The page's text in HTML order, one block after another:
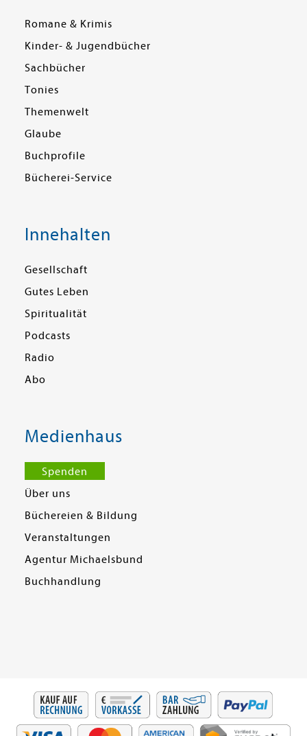
Romane & Krimis
Kinder- & Jugendbücher
Sachbücher
Tonies
Themenwelt
Glaube
Buchprofile
Bücherei-Service
Innehalten
Gesellschaft
Gutes Leben
Spiritualität
Podcasts
Radio
Abo
Medienhaus
Spenden
Über uns
Büchereien & Bildung
Veranstaltungen
Agentur Michaelsbund
Buchhandlung